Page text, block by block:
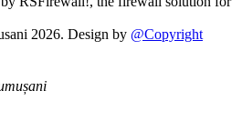
2026. Design by @Copyright